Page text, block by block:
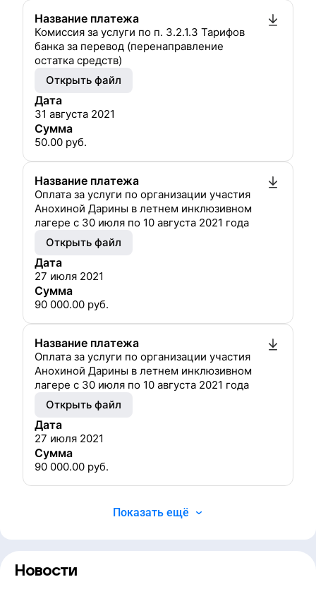
Название платежа
Комиссия за услуги по п. 3.2.1.3 Тарифов
банка за перевод (перенаправление
остатка средств)
Открыть файл
Дата
31 августа 2021
Сумма
50.00 руб.
Название платежа
Оплата за услуги по организации участия
Анохиной Дарины в летнем инклюзивном
лагере с 30 июля по 10 августа 2021 года
Открыть файл
Дата
27 июля 2021
Сумма
90 000.00 руб.
Название платежа
Оплата за услуги по организации участия
Анохиной Дарины в летнем инклюзивном
лагере с 30 июля по 10 августа 2021 года
Открыть файл
Дата
27 июля 2021
Сумма
90 000.00 руб.
Показать ещё
Новости